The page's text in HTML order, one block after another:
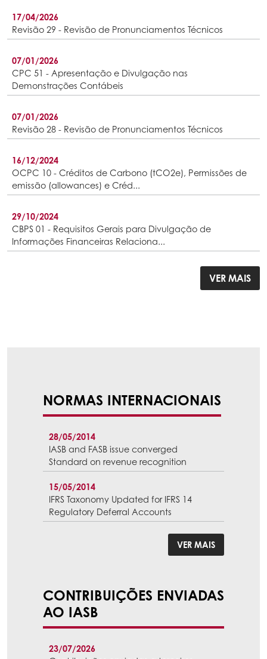
17/04/2026
Revisão 29 - Revisão de Pronunciamentos Técnicos
07/01/2026
CPC 51 - Apresentação e Divulgação nas
Demonstrações Contábeis
07/01/2026
Revisão 28 - Revisão de Pronunciamentos Técnicos
16/12/2024
OCPC 10 - Créditos de Carbono (tCO2e), Permissões de
emissão (allowances) e Créd...
29/10/2024
CBPS 01 - Requisitos Gerais para Divulgação de
Informações Financeiras Relaciona...
VER MAIS
NORMAS INTERNACIONAIS
28/05/2014
IASB and FASB issue converged
Standard on revenue recognition
15/05/2014
IFRS Taxonomy Updated for IFRS 14
Regulatory Deferral Accounts
VER MAIS
CONTRIBUIÇÕES ENVIADAS
AO IASB
23/07/2026